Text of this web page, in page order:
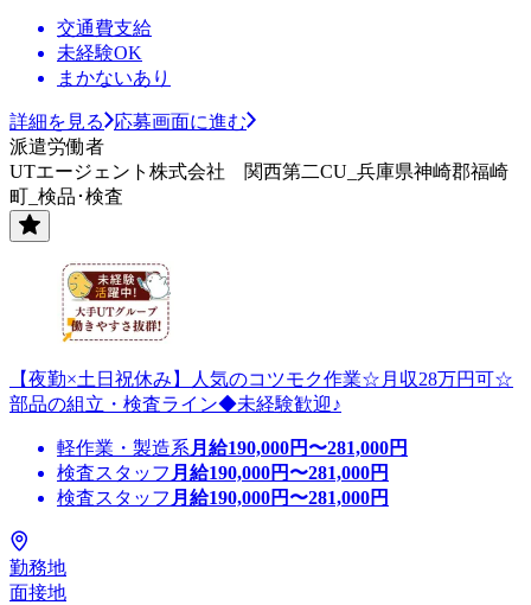
交通費支給
未経験OK
まかないあり
詳細を見る
応募画面に進む
派遣労働者
UTエージェント株式会社 関西第二CU_兵庫県神崎郡福崎
町_検品･検査
【夜勤×土日祝休み】人気のコツモク作業☆月収28万円可☆
部品の組立・検査ライン◆未経験歓迎♪
軽作業・製造系 月給190,000円〜281,000円
検査スタッフ 月給190,000円〜281,000円
検査スタッフ 月給190,000円〜281,000円
勤務地
面接地